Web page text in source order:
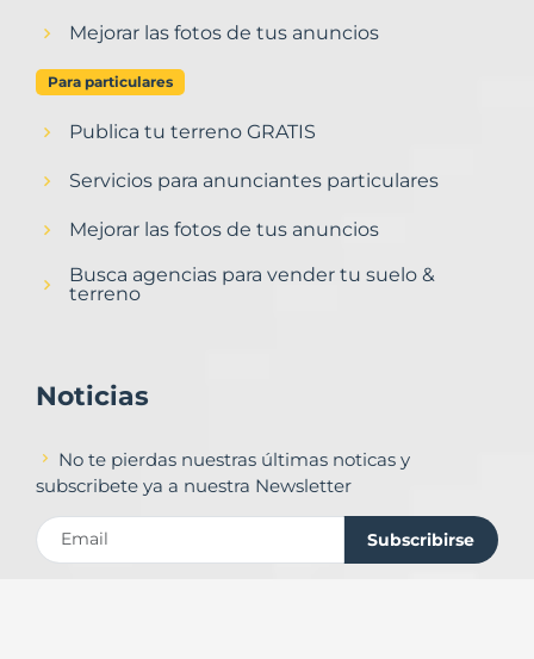
Mejorar las fotos de tus anuncios
Para particulares
Publica tu terreno GRATIS
Servicios para anunciantes particulares
Mejorar las fotos de tus anuncios
Busca agencias para vender tu suelo &
terreno
Noticias
No te pierdas nuestras últimas noticas y
subscribete ya a nuestra Newsletter
Subscribirse